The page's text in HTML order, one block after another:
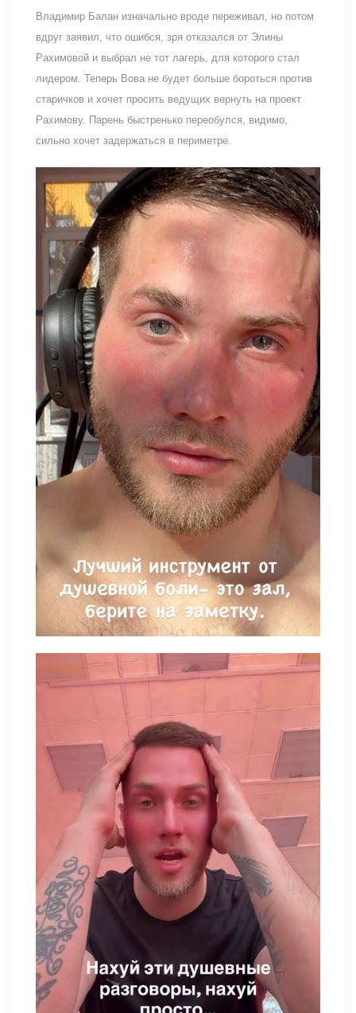
Владимир Балан изначально вроде переживал, но потом
вдруг заявил, что ошибся, зря отказался от Элины
Рахимовой и выбрал не тот лагерь, для которого стал
лидером. Теперь Вова не будет больше бороться против
старичков и хочет просить ведущих вернуть на проект
Рахимову. Парень быстренько переобулся, видимо,
сильно хочет задержаться в периметре.